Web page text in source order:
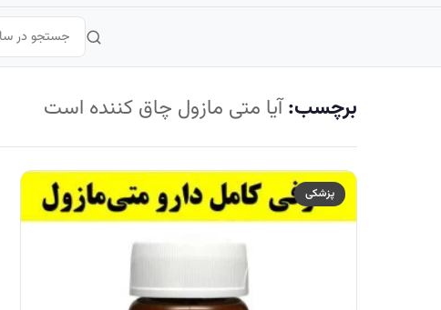
برچسب:آیا متی مازول چاق کننده است
پزشکی